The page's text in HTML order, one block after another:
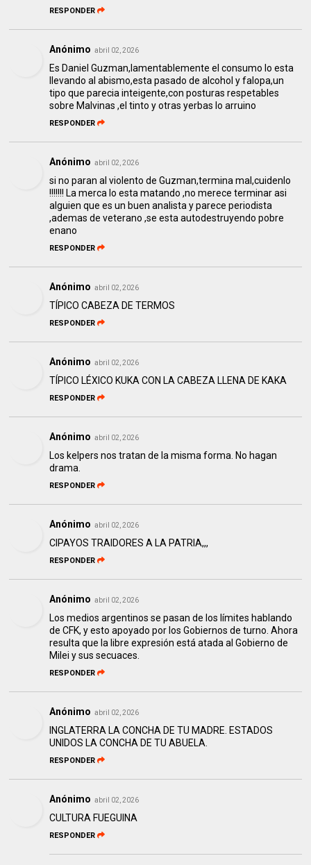
RESPONDER
Anónimo abril 02, 2026
Es Daniel Guzman,lamentablemente el consumo lo esta
llevando al abismo,esta pasado de alcohol y falopa,un
tipo que parecia inteigente,con posturas respetables
sobre Malvinas ,el tinto y otras yerbas lo arruino
RESPONDER
Anónimo abril 02, 2026
si no paran al violento de Guzman,termina mal,cuidenlo
!!!!!!! La merca lo esta matando ,no merece terminar asi
alguien que es un buen analista y parece periodista
,ademas de veterano ,se esta autodestruyendo pobre
enano
RESPONDER
Anónimo abril 02, 2026
TÍPICO CABEZA DE TERMOS
RESPONDER
Anónimo abril 02, 2026
TÍPICO LÉXICO KUKA CON LA CABEZA LLENA DE KAKA
RESPONDER
Anónimo abril 02, 2026
Los kelpers nos tratan de la misma forma. No hagan
drama.
RESPONDER
Anónimo abril 02, 2026
CIPAYOS TRAIDORES A LA PATRIA,,,
RESPONDER
Anónimo abril 02, 2026
Los medios argentinos se pasan de los límites hablando
de CFK, y esto apoyado por los Gobiernos de turno. Ahora
resulta que la libre expresión está atada al Gobierno de
Milei y sus secuaces.
RESPONDER
Anónimo abril 02, 2026
INGLATERRA LA CONCHA DE TU MADRE. ESTADOS
UNIDOS LA CONCHA DE TU ABUELA.
RESPONDER
Anónimo abril 02, 2026
CULTURA FUEGUINA
RESPONDER